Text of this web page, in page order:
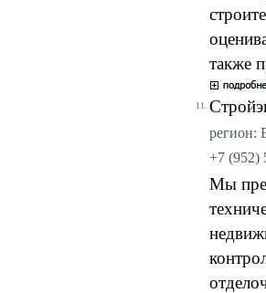
также
11.
регион:
+7 (952)
Мы